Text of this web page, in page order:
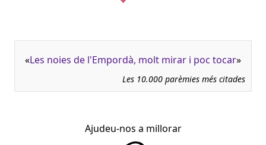
«Les noies de l'Empordà, molt mirar i poc tocar»
Les 10.000 parèmies més citades
Ajudeu-nos a millorar